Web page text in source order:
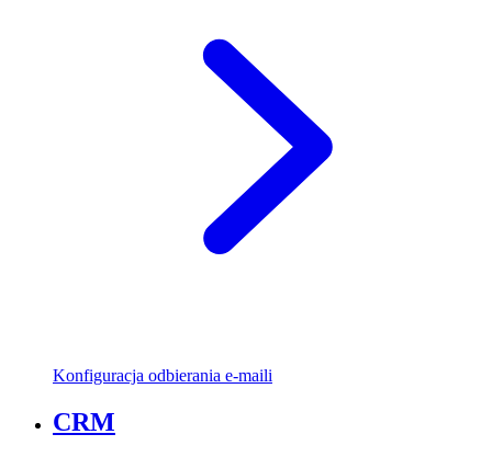
Konfiguracja odbierania e-maili
CRM